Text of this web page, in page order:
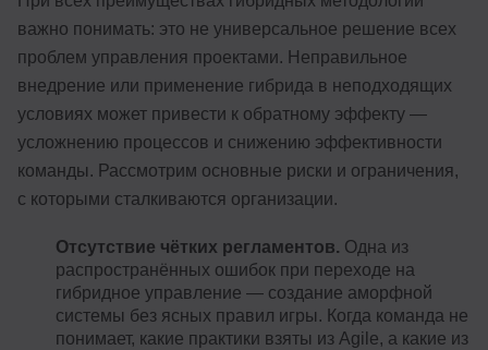
важно понимать: это не универсальное решение всех
проблем управления проектами. Неправильное
внедрение или применение гибрида в неподходящих
условиях может привести к обратному эффекту —
усложнению процессов и снижению эффективности
команды. Рассмотрим основные риски и ограничения,
с которыми сталкиваются организации.
Отсутствие чётких регламентов. Одна из
распространённых ошибок при переходе на
гибридное управление — создание аморфной
системы без ясных правил игры. Когда команда не
понимает, какие практики взяты из Agile, а какие из